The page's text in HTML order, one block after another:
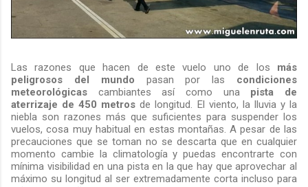
Las razones que hacen de este vuelo uno de los más
peligrosos del mundo pasan por las condiciones
meteorológicas cambiantes así como una pista de
aterrizaje de 450 metros de longitud. El viento, la lluvia y la
niebla son razones más que suficientes para suspender los
vuelos, cosa muy habitual en estas montañas. A pesar de las
precauciones que se toman no se descarta que en cualquier
momento cambie la climatología y puedas encontrarte con
mínima visibilidad en una pista en la que hay que aprovechar al
máximo su longitud al ser extremadamente corta incluso para